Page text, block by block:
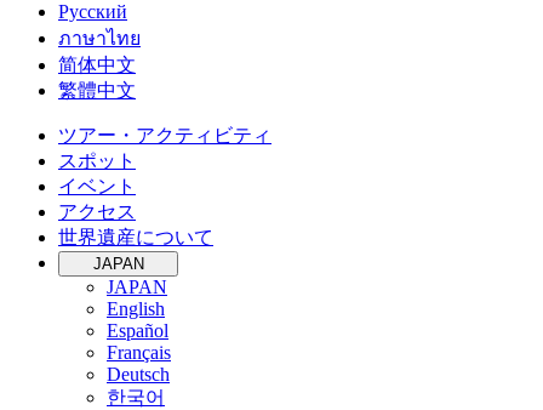
Русский
ภาษาไทย
简体中文
繁體中文
ツアー・アクティビティ
スポット
イベント
アクセス
世界遺産について
JAPAN
JAPAN
English
Español
Français
Deutsch
한국어